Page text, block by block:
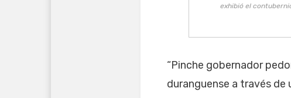
exhibió el
“Pinche gobernador
duranguense a través de